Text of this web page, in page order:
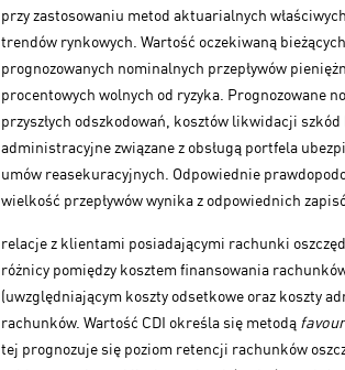
przy zastosowaniu metod aktuarialnych
trendów rynkowych. Wartość oczekiwaną
prognozowanych nominalnych przepływów
procentowych wolnych od ryzyka. Prognozowane
przyszłych odszkodowań, kosztów likwidacji
administracyjne związane z obsługą portfela
umów reasekuracyjnych. Odpowiednie
wielkość przepływów wynika z odpowiednich
relacje z klientami posiadającymi rachunki
różnicy pomiędzy kosztem finansowania
(uwzględniającym koszty odsetkowe oraz koszty
rachunków. Wartość CDI określa się metodą
tej prognozuje się poziom retencji rachunków